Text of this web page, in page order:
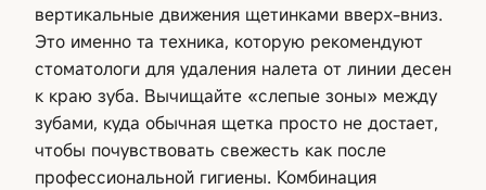
вертикальные движения щетинками вверх-вниз.
Это именно та техника, которую рекомендуют
стоматологи для удаления налета от линии десен
к краю зуба. Вычищайте «слепые зоны» между
зубами, куда обычная щетка просто не достает,
чтобы почувствовать свежесть как после
профессиональной гигиены. Комбинация